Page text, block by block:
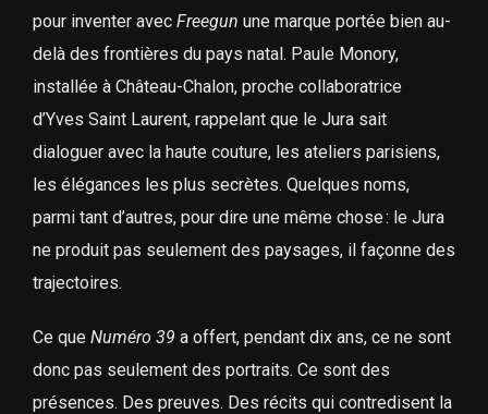
pour inventer avec Freegun une marque portée bien au-
delà des frontières du pays natal. Paule Monory,
installée à Château-Chalon, proche collaboratrice
d’Yves Saint Laurent, rappelant que le Jura sait
dialoguer avec la haute couture, les ateliers parisiens,
les élégances les plus secrètes. Quelques noms,
parmi tant d’autres, pour dire une même chose : le Jura
ne produit pas seulement des paysages, il façonne des
trajectoires.
Ce que Numéro 39 a offert, pendant dix ans, ce ne sont
donc pas seulement des portraits. Ce sont des
présences. Des preuves. Des récits qui contredisent la